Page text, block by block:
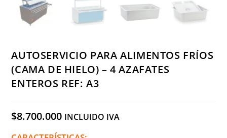
AUTOSERVICIO PARA ALIMENTOS FRÍOS
(CAMA DE HIELO) – 4 AZAFATES
ENTEROS REF: A3
$8.700.000 INCLUIDO IVA